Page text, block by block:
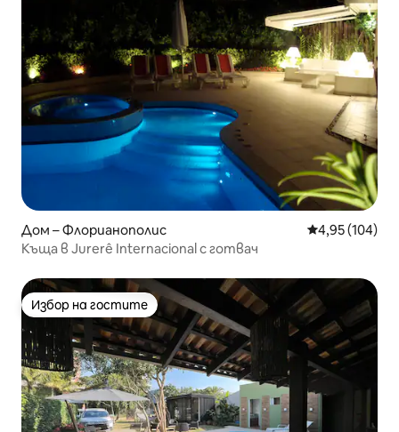
Дом – Флорианополис Средна
4,95 (104)
Къща в Jurerê Internacional с готвач
Избор на гостите
Избор на гостите